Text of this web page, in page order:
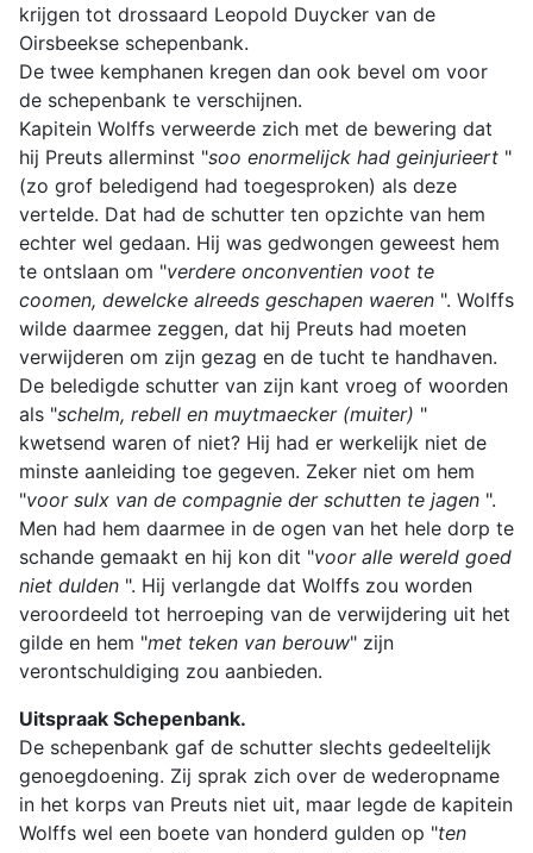
krijgen tot drossaard Leopold Duycker van de
Oirsbeekse schepenbank.
De twee kemphanen kregen dan ook bevel om voor
de schepenbank te verschijnen.
Kapitein Wolffs verweerde zich met de bewering dat
hij Preuts allerminst "soo enormelijck had geinjurieert "
(zo grof beledigend had toegesproken) als deze
vertelde. Dat had de schutter ten opzichte van hem
echter wel gedaan. Hij was gedwongen geweest hem
te ontslaan om "verdere onconventien voot te
coomen, dewelcke alreeds geschapen waeren ". Wolffs
wilde daarmee zeggen, dat hij Preuts had moeten
verwijderen om zijn gezag en de tucht te handhaven.
De beledigde schutter van zijn kant vroeg of woorden
als "schelm, rebell en muytmaecker (muiter) "
kwetsend waren of niet? Hij had er werkelijk niet de
minste aanleiding toe gegeven. Zeker niet om hem
"voor sulx van de compagnie der schutten te jagen ".
Men had hem daarmee in de ogen van het hele dorp te
schande gemaakt en hij kon dit "voor alle wereld goed
niet dulden ". Hij verlangde dat Wolffs zou worden
veroordeeld tot herroeping van de verwijdering uit het
gilde en hem "met teken van berouw" zijn
verontschuldiging zou aanbieden.
Uitspraak Schepenbank.
De schepenbank gaf de schutter slechts gedeeltelijk
genoegdoening. Zij sprak zich over de wederopname
in het korps van Preuts niet uit, maar legde de kapitein
Wolffs wel een boete van honderd gulden op "ten